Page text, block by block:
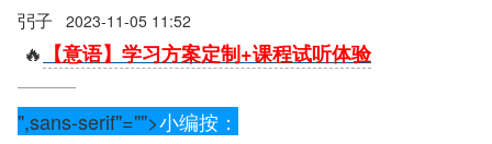
弜子 2023-11-05 11:52
🔥 【意语】学习方案定制+课程试听体验
",sans-serif"="">小编按：